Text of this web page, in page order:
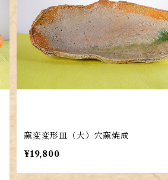
窯変変形皿（大）穴窯焼成
¥19,800